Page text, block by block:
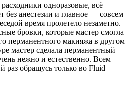
одноразовые, всё
без анестезии и главное — совсем
время пролетело незаметно.
бровки, которые мастер смогла
перманентного макияжа в другом
мастер сделала перманентный
нежно и естественно. Всем
обращусь только во Fluid